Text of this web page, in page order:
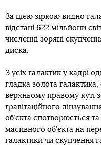
За цією зіркою видно
відстані 622 мільйони
численні зоряні
диска.
З усіх галактик у кадрі
гладка золота
верхньому правому куті
гравітаційного
об’єкта спотворюється
масивного об’єкта на
галактики чи скупчення